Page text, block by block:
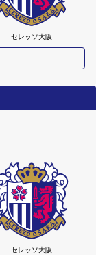
セレッソ大阪
セレッソ大阪